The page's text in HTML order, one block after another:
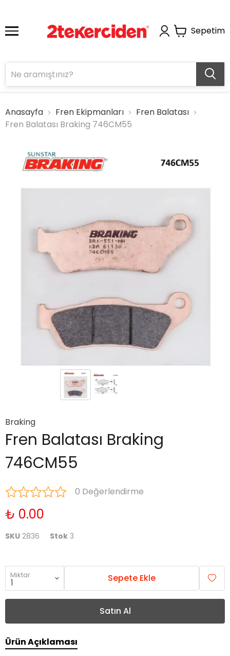
Sepetim
Anasayfa Fren Ekipmanları
Fren Balatası
Fren Balatası Braking 746CM55
Braking
Fren Balatası Braking
746CM55
0 Değerlendirme
₺ 0.00
SKU 2836 Stok 3
Miktar Sepete Ekle
Satın Al
Ürün Açıklaması